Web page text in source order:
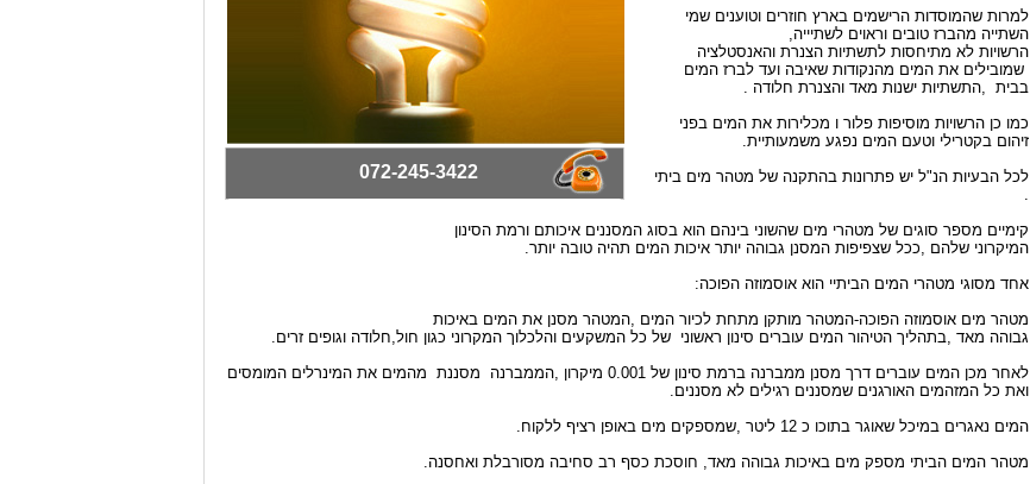
072-245-3422
למרות שהמוסדות הרישמים בארץ חוזרים וטוענים שמי
השתייה מהברז טובים וראוים לשתיייה,
הרשויות לא מתיחסות לתשתיות הצנרת והאנסטלציה
שמובילים את המים מהנקודות שאיבה ועד לברז המים
בבית ,התשתיות ישנות מאד והצנרת חלודה .
כמו כן הרשויות מוסיפות פלור ו מכלירות את המים בפני
זיהום בקטרילי וטעם המים נפגע משמעותיית.
לכל הבעיות הנ"ל יש פתרונות בהתקנה של מטהר מים ביתי
.
קימיים מספר סוגים של מטהרי מים שהשוני בינהם הוא בסוג המסננים איכותם ורמת הסינון
המיקרוני שלהם ,ככל שצפיפות המסנן גבוהה יותר איכות המים תהיה טובה יותר.
אחד מסוגי מטהרי המים הביתיי הוא אוסמוזה הפוכה:
מטהר מים אוסמוזה הפוכה-המטהר מותקן מתחת לכיור המים ,המטהר מסנן את המים באיכות
גבוהה מאד ,בתהליך הטיהור המים עוברים סינון ראשוני של כל המשקעים והלכלוך המקרוני כגון חול,חלודה וגופים זרים.
לאחר מכן המים עוברים דרך מסנן ממברנה ברמת סינון של 0.001 מיקרון ,הממברנה מסננת מהמים את המינרלים המומסים
ואת כל המזהמים האורגנים שמסננים רגילים לא מסננים.
המים נאגרים במיכל שאוגר בתוכו כ 12 ליטר ,שמספקים מים באופן רציף ללקוח.
מטהר המים הביתי מספק מים באיכות גבוהה מאד, חוסכת כסף רב סחיבה מסורבלת ואחסנה.